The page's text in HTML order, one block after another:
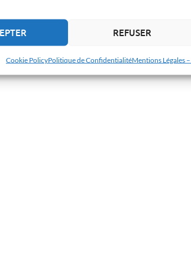
REFUSER
Cookie PolicyPolitique de ConfidentialitéMentions Légales